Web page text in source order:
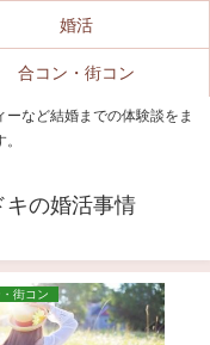
など結婚までの体験談をま
キの婚活事情
婚活
合コン・街コン
街コン